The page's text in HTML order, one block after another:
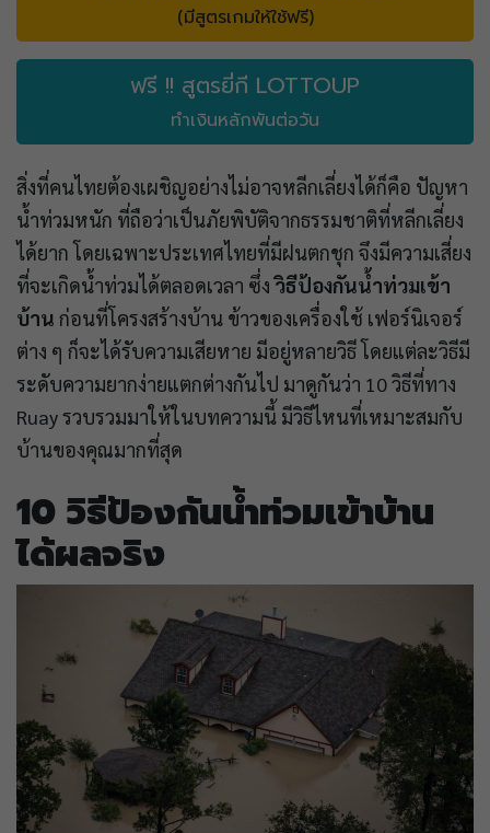
(มีสูตรเกมให้ใช้ฟรี)
ฟรี !! สูตรยี่กี LOTTOUP
ทำเงินหลักพันต่อวัน
สิ่งที่คนไทยต้องเผชิญอย่างไม่อาจหลีกเลี่ยงได้ก็คือ ปัญหา
น้ำท่วมหนัก ที่ถือว่าเป็นภัยพิบัติจากธรรมชาติที่หลีกเลี่ยง
ได้ยาก โดยเฉพาะประเทศไทยที่มีฝนตกชุก จึงมีความเสี่ยง
ที่จะเกิดน้ำท่วมได้ตลอดเวลา ซึ่งวิธีป้องกันน้ำท่วมเข้า
บ้าน ก่อนที่โครงสร้างบ้าน ข้าวของเครื่องใช้ เฟอร์นิเจอร์
ต่าง ๆ ก็จะได้รับความเสียหาย มีอยู่หลายวิธี โดยแต่ละวิธีมี
ระดับความยากง่ายแตกต่างกันไป มาดูกันว่า 10 วิธีที่ทาง
Ruay รวบรวมมาให้ในบทความนี้ มีวิธีไหนที่เหมาะสมกับ
บ้านของคุณมากที่สุด
10 วิธี​ป้องกัน​น้ำท่วมเข้าบ้าน​
ได้ผลจริง